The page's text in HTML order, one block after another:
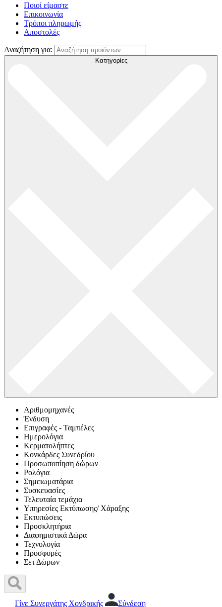
Ποιοί είμαστε
Επικοινωνία
Τρόποι πληρωμής
Αποστολές
Αναζήτηση για:
Κατηγορίες
Αριθμομηχανές
Ένδυση
Επιγραφές - Ταμπέλες
Ημερολόγια
Κερματολήπτες
Κονκάρδες Συνεδρίου
Προσωποπίηση δώρων
Ρολόγια
Σημειωματάρια
Συσκευασίες
Τελευταία τεμάχια
Υπηρεσίες Εκτύπωσης/ Χάραξης
Εκτυπώσεις
Προσκλητήρια
Διαφημιστικά Δώρα
Τεχνολογία
Προσφορές
Σετ Δώρων
Γίνε Συνεργάτης Χονδρικής Σύνδεση